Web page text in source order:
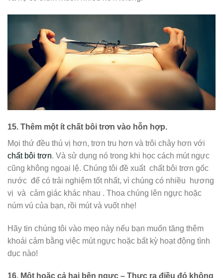
15. Thêm một ít chất bôi trơn vào hỗn hợp.
Mọi thứ đều thú vị hơn, trơn tru hơn và trôi chảy hơn với
chất bôi trơn. Và sử dụng nó trong khi học cách mút ngực
cũng không ngoại lệ. Chúng tôi đề xuất chất bôi trơn gốc
nước để có trải nghiệm tốt nhất, vì chúng có nhiều
hương
vị và cảm giác khác nhau . Thoa chúng lên ngực hoặc
núm vú của bạn, rồi mút và vuốt nhẹ!
Hãy tin chúng tôi vào mẹo này nếu bạn muốn tăng thêm
khoái cảm bằng việc mút ngực hoặc bất kỳ hoạt động tình
dục nào!
16. Một hoặc cả hai bên ngực – Thực ra điều đó không